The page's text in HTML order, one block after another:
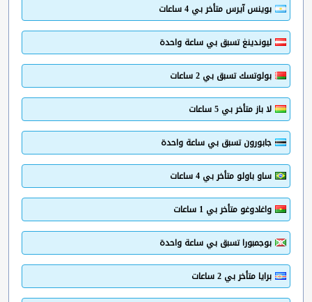
بوينس آيرس متأخر بي 4 ساعات
ليوندينغ تسبق بي ساعة واحدة
بولوتسك تسبق بي 2 ساعات
لا باز متأخر بي 5 ساعات
جابورون تسبق بي ساعة واحدة
ساو باولو متأخر بي 4 ساعات
واغادوغو متأخر بي 1 ساعات
بوجمبورا تسبق بي ساعة واحدة
برايا متأخر بي 2 ساعات